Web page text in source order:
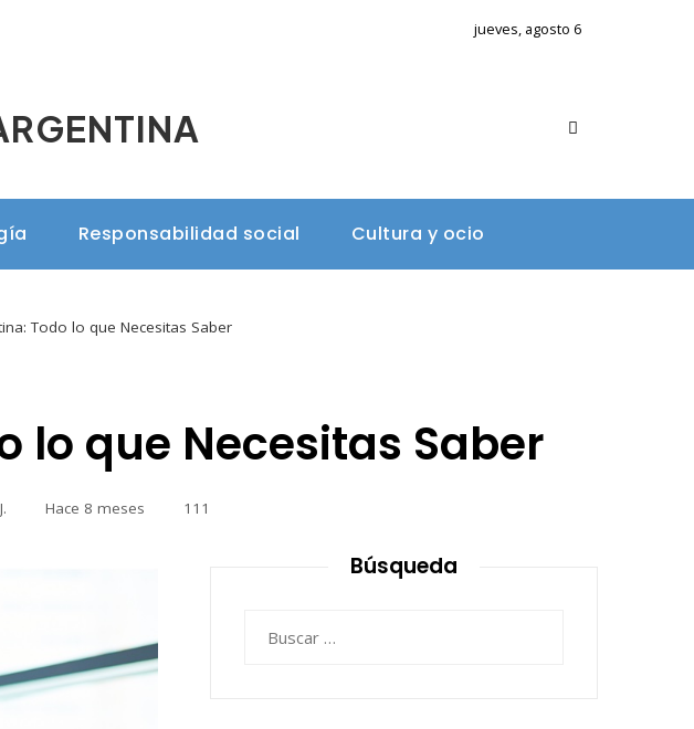
jueves, agosto 6
Responsabilidad social Cultura y ocio
Todo lo que Necesitas Saber
lo que Necesitas Saber
Hace 8 meses 111
Búsqueda